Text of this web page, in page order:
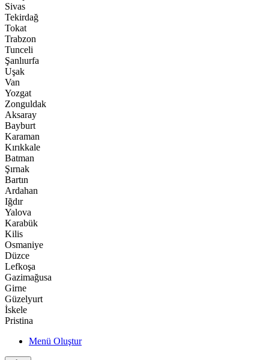
Sivas
Tekirdağ
Tokat
Trabzon
Tunceli
Şanlıurfa
Uşak
Van
Yozgat
Zonguldak
Aksaray
Bayburt
Karaman
Kırıkkale
Batman
Şırnak
Bartın
Ardahan
Iğdır
Yalova
Karabük
Kilis
Osmaniye
Düzce
Lefkoşa
Gazimağusa
Girne
Güzelyurt
İskele
Pristina
Menü Oluştur